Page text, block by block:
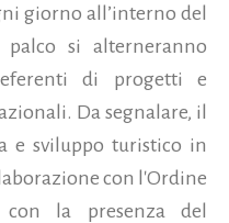
giorno all’interno del
si alterneranno
di progetti e
Da segnalare, il
e sviluppo turistico in
con l'Ordine
la presenza del